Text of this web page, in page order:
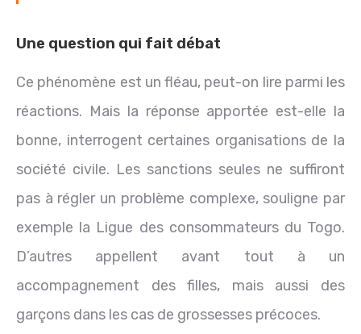
Une question qui fait débat
Ce phénomène est un fléau, peut-on lire parmi les
réactions. Mais la réponse apportée est-elle la
bonne, interrogent certaines organisations de la
société civile. Les sanctions seules ne suffiront
pas à régler un problème complexe, souligne par
exemple la Ligue des consommateurs du Togo.
D’autres appellent avant tout à un
accompagnement des filles, mais aussi des
garçons dans les cas de grossesses précoces.